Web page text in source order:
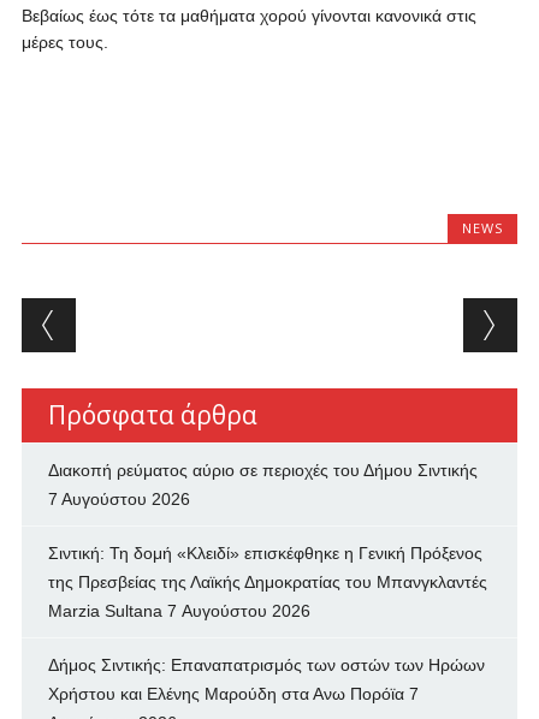
Βεβαίως έως τότε τα μαθήματα χορού γίνονται κανονικά στις
μέρες τους.
NEWS
Post navigation
Πρόσφατα άρθρα
Διακοπή ρεύματος αύριο σε περιοχές του Δήμου Σιντικής
7 Αυγούστου 2026
Σιντική: Τη δομή «Κλειδί» επισκέφθηκε η Γενική Πρόξενος
της Πρεσβείας της Λαϊκής Δημοκρατίας του Μπανγκλαντές
Marzia Sultana 7 Αυγούστου 2026
Δήμος Σιντικής: Επαναπατρισμός των oστών των Ηρώων
Χρήστου και Ελένης Μαρούδη στα Ανω Πορόϊα 7